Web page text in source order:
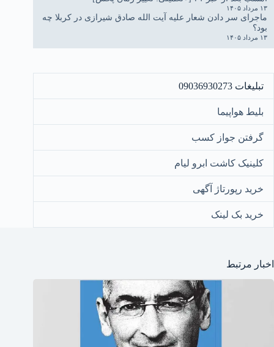
۱۳ مرداد ۱۴۰۵
ماجرای سر دادن شعار علیه آیت الله صادق شیرازی در کربلا چه
بود؟
۱۳ مرداد ۱۴۰۵
تبلیغات 09036930273
بلیط هواپیما
گرفتن جواز کسب
کلینیک کاشت ابرو لیام
خرید رپورتاژ آگهی
خرید بک لینک
اخبار مرتبط